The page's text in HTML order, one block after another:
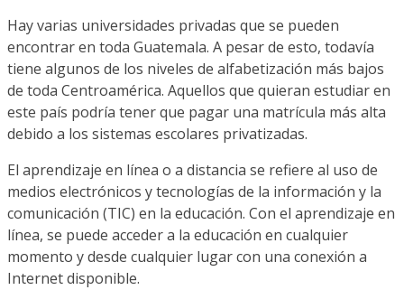
Hay varias universidades privadas que se pueden
encontrar en toda Guatemala. A pesar de esto, todavía
tiene algunos de los niveles de alfabetización más bajos
de toda Centroamérica. Aquellos que quieran estudiar en
este país podría tener que pagar una matrícula más alta
debido a los sistemas escolares privatizadas.
El aprendizaje en línea o a distancia se refiere al uso de
medios electrónicos y tecnologías de la información y la
comunicación (TIC) en la educación. Con el aprendizaje en
línea, se puede acceder a la educación en cualquier
momento y desde cualquier lugar con una conexión a
Internet disponible.